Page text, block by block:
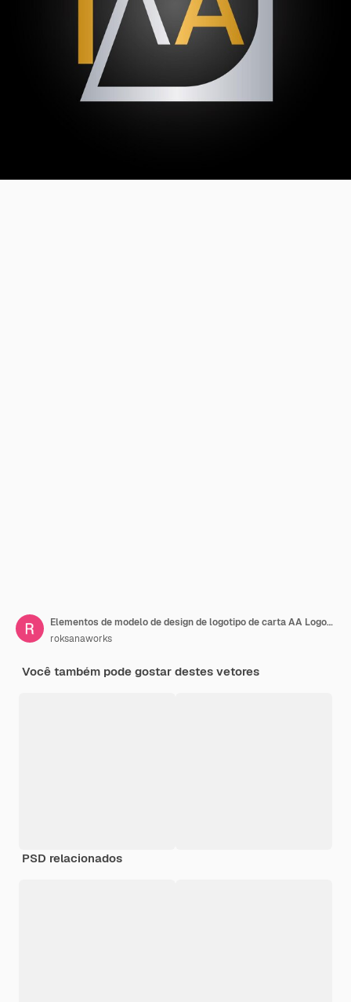
Elementos de modelo de design de logotipo de carta AA Logotipo de vetor de carta AA
roksanaworks
Você também pode gostar destes vetores
PSD relacionados